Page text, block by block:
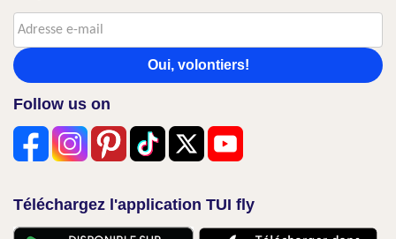
Oui, volontiers!
Follow us on
Téléchargez l'application TUI fly